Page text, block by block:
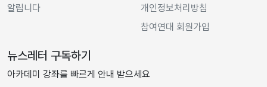
알립니다
개인정보처리방침
참여연대 회원가입
뉴스레터 구독하기
아카데미 강좌를 빠르게 안내 받으세요